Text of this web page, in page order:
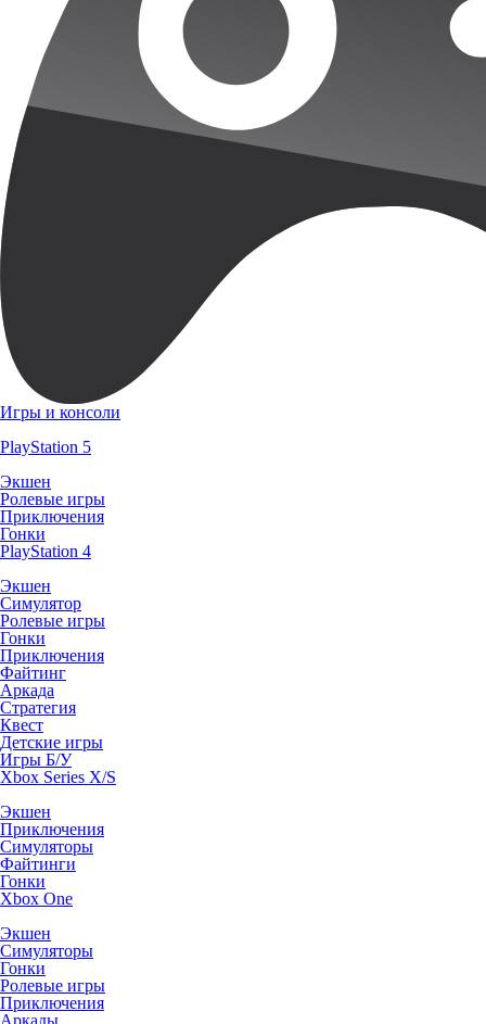
Игры и консоли
PlayStation 5
Экшен
Ролевые игры
Приключения
Гонки
PlayStation 4
Экшен
Симулятор
Ролевые игры
Гонки
Приключения
Файтинг
Аркада
Стратегия
Квест
Детские игры
Игры Б/У
Xbox Series X/S
Экшен
Приключения
Симуляторы
Файтинги
Гонки
Xbox One
Экшен
Симуляторы
Гонки
Ролевые игры
Приключения
Аркады